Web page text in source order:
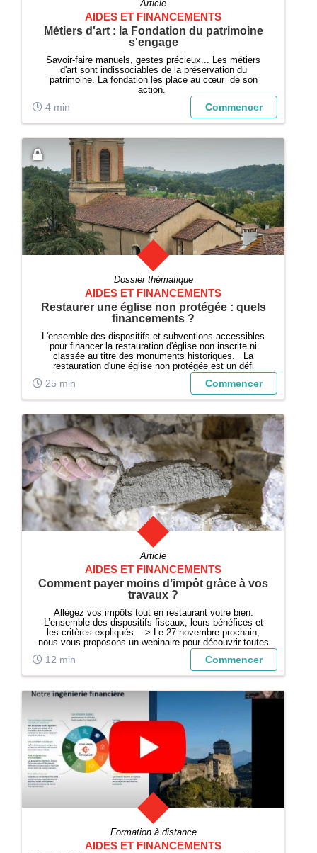
Article
AIDES ET FINANCEMENTS
Métiers d'art : la Fondation du patrimoine
s'engage
Savoir-faire manuels, gestes précieux... Les métiers
d'art sont indissociables de la préservation du
patrimoine. La fondation les place au cœur de son
action.
4 min Commencer
Dossier thématique
AIDES ET FINANCEMENTS
Restaurer une église non protégée : quels
financements ?
L'ensemble des dispositifs et subventions accessibles
pour financer la restauration d'église non inscrite ni
classée au titre des monuments historiques. La
restauration d'une église non protégée est un défi
significatif pour les communes et associations qui
s'engagent à préserver notre patri...
25 min Commencer
Article
AIDES ET FINANCEMENTS
Comment payer moins d’impôt grâce à vos
travaux ?
Allégez vos impôts tout en restaurant votre bien.
L’ensemble des dispositifs fiscaux, leurs bénéfices et
les critères expliqués. > Le 27 novembre prochain,
nous vous proposons un webinaire pour découvrir toutes
les aides de la Fondation du patrimoine accessibles aux
12 min Commencer
Formation à distance
AIDES ET FINANCEMENTS